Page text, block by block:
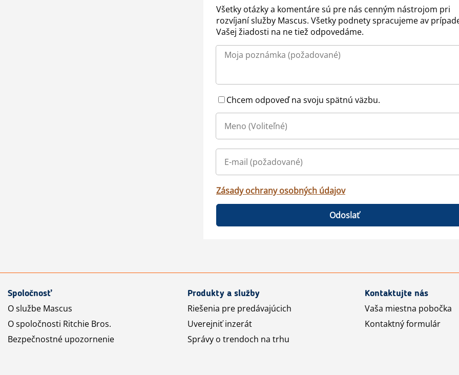
Všetky otázky a komentáre sú pre nás cenným nástrojom pri
rozvíjaní služby Mascus. Všetky podnety spracujeme av
Vašej žiadosti na ne tiež odpovedáme.
Chcem odpoveď na svoju spätnú väzbu.
Zásady ochrany osobných údajov
Odoslať
Spoločnosť
O službe Mascus
O spoločnosti Ritchie Bros.
Bezpečnostné upozornenie
Produkty a služby
Riešenia pre predávajúcich
Uverejniť inzerát
Správy o trendoch na trhu
Kontaktujte nás
Vaša miestna pobočka
Kontaktný formulár